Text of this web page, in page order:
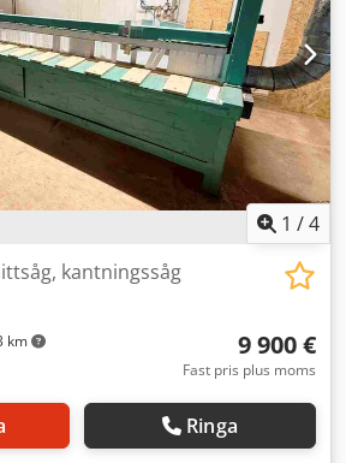
1 /4
km
kantningssåg
9 900 €
Fast pris plus moms
Ringa